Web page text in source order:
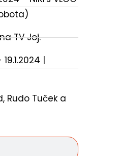
TV Joj.
|
Rudo Tuček a